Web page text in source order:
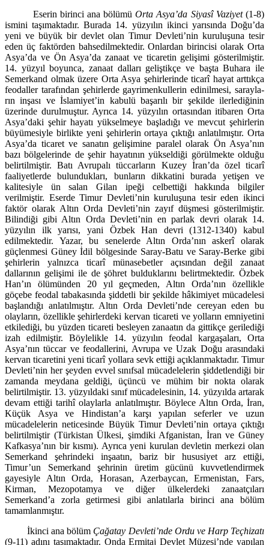
Eserin birinci ana bölümüOrta Asya’da Siyasî Vaziyet(1-8)
ismini taşı­maktadır. Burada 14. yüzyılın ikinci yarısında Doğu’da
yeni ve büyük bir dev­let olan Timur Devleti’nin kuruluşuna tesir
eden üç faktörden bahsedilmek­tedir. Onlardan birincisi olarak Orta
Asya’da ve Ön Asya’da zanaat ve ticare­tin gelişimi gösterilmiştir.
14. yüzyıl boyunca, zanaat dalları geliştikçe ve başta Buhara ile
Semerkand olmak üzere Orta Asya şehirlerinde ticarî hayat arttıkça
feodaller tarafından şehirlerde gayrimenkullerin edinilmesi, sarayla­
rın inşası ve İslamiyet’in kabulü başarılı bir şekilde ilerlediğinin
üzerinde du­rulmuştur. Ayrıca 14. yüzyılın ortasından itibaren Orta
Asya’daki şehir hayatı yükselmeye başladığı ve mevcut şehirlerin
büyümesiyle birlikte yeni şehirle­rin ortaya çıktığı anlatılmıştır. Orta
Asya’da ticaret ve sanatın gelişimine pa­ralel olarak Ön Asya’nın
bazı bölgelerinde de şehir hayatının yükseldiği görül­mekte olduğu
belirtilmiştir. Batı Avrupalı tüccarların Kuzey İran’da özel ticarî
faaliyetlerde bulundukları, bunların dikkatini burada yetişen ve
kalitesiyle ün salan Gilan ipeği celbettiği hakkında bilgiler
verilmiştir. Eserde Timur Dev­leti’nin kuruluşuna tesir eden ikinci
faktör olarak Altın Orda Devleti’nin zayıf düşmesi gösterilmiştir.
Bilindiği gibi Altın Orda Devleti’nin en parlak devri ola­rak 14.
yüzyılın ilk yarısı, yani Özbek Han devri (1312-1340) kabul
edilmekte­dir. Yazar, bu senelerde Altın Orda’nın askerî olarak
güçlenmesi Güney İdil bölgesinde Saray-Batu ve Saray-Berke gibi
şehirlerin yalnızca ticarî münase­betler açısından değil zanaat
dallarının gelişimi ile de şöhret bulduklarını be­lirtmektedir. Özbek
Han’ın ölümünden 20 yıl geçmeden, Altın Orda’nın özel­likle
göçebe feodal tabakasında şiddetli bir şekilde hâkimiyet mücadelesi
başlandığı anlatılmıştır. Altın Orda Devleti’nde cereyan eden bu
olayların, özellikle şehirlerdeki kervan ticareti ve yolların emniyetini
etkilediği, bu yüz­den ticareti besleyen zanaatın da gittikçe gerilediği
izah edilmiştir. Böylelikle 14. yüzyılın feodal kargaşaları, Orta
Asya’nın tüccar ve feodallerini, Avrupa ve Uzak Doğu arasındaki
kervan ticaretini yeni ticarî yollara sevk ettiği açık­lanmaktadır. Timur
Devleti’nin her şeyden evvel sınıfsal mücadelelerin şid­detlendiği bir
zamanda meydana geldiği, üçüncü ve mühim bir nokta olarak
belirtilmiştir. 13. yüzyıldaki sınıf mücadelesinin, 14. yüzyılda artarak
devam ettiği tarihî olaylarla anlatılmıştır. Böylece Altın Orda, İran,
Küçük Asya ve Hindistan’a karşı yapılan seferler ve uzun
mücadelelerin neticesinde Büyük Timur Devleti’nin ortaya çıktığı
belirtilmiştir (Türkistan Ülkesi, şimdiki Afga­nistan, İran ve Güney
Kafkasya’nın bir kısmı). Ayrıca yeni kurulan devletin merkezi olan
Semerkand şehrindeki inşaatın, bariz bir hususiyet arz ettiği,
Timur’un Semerkand şehrinin üretim gücünü kuvvetlendirmek
gayesiyle Al­tın Orda, Horasan, Azerbaycan, Ermenistan, Fars,
Kirman, Mezopotamya ve diğer ülkelerdeki zanaatçıları
Semerkand’a zorla getirmesi gibi anlatılarla bi­rinci ana bölüm
tamamlanmıştır.
İkinci ana bölüm Çağatay Devleti’nde Ordu ve Harp Teçhizatı
(9-11) adını taşımaktadır. Onda Ermitaj Devlet Müzesi’nde yapılan